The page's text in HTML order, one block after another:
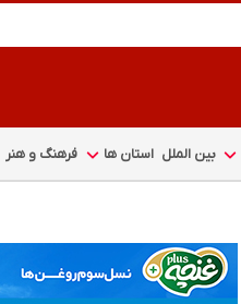
بین الملل استان ها فرهنگ و هنر